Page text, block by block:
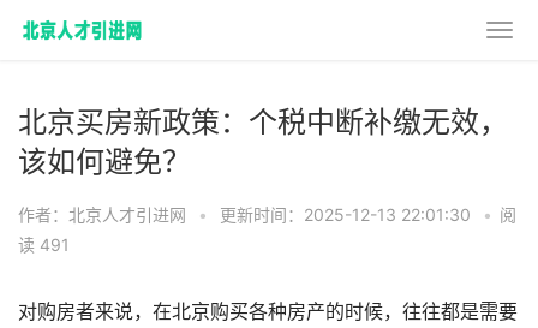
北京买房新政策：个税中断补缴无效，
该如何避免？
作者：北京人才引进网 • 更新时间：2025-12-13 22:01:30 • 阅
读 491
对购房者来说，在北京购买各种房产的时候，往往都是需要